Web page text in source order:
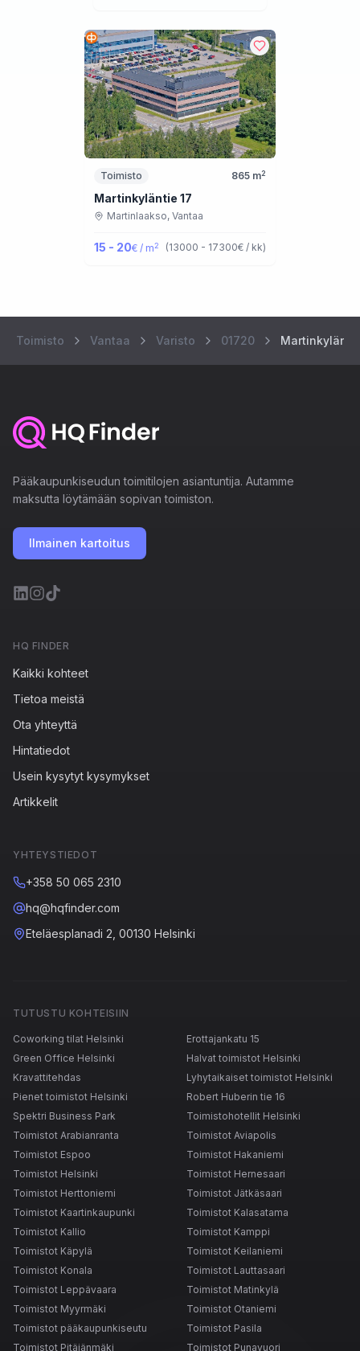
Toimisto 865 m2
Martinkyläntie 17
Martinlaakso, Vantaa
15 - 20€ / m2 (13000 - 17300€ / kk)
Toimisto Vantaa Varisto 01720
Pääkaupunkiseudun toimitilojen asiantuntija. Autamme
maksutta löytämään sopivan toimiston.
Ilmainen kartoitus
HQ FINDER
Kaikki kohteet
Tietoa meistä
Ota yhteyttä
Hintatiedot
Usein kysytyt kysymykset
Artikkelit
YHTEYSTIEDOT
+358 50 065 2310
hq@hqfinder.com
Eteläesplanadi 2, 00130 Helsinki
TUTUSTU KOHTEISIIN
Coworking tilat Helsinki
Erottajankatu 15
Green Office Helsinki
Halvat toimistot Helsinki
Kravattitehdas
Lyhytaikaiset toimistot Helsinki
Pienet toimistot Helsinki
Robert Huberin tie 16
Spektri Business Park
Toimistohotellit Helsinki
Toimistot Arabianranta
Toimistot Aviapolis
Toimistot Espoo
Toimistot Hakaniemi
Toimistot Helsinki
Toimistot Hernesaari
Toimistot Herttoniemi
Toimistot Jätkäsaari
Toimistot Kaartinkaupunki
Toimistot Kalasatama
Toimistot Kallio
Toimistot Kamppi
Toimistot Käpylä
Toimistot Keilaniemi
Toimistot Konala
Toimistot Lauttasaari
Toimistot Leppävaara
Toimistot Matinkylä
Toimistot Myyrmäki
Toimistot Otaniemi
Toimistot pääkaupunkiseutu
Toimistot Pasila
Toimistot Pitäjänmäki
Toimistot Punavuori